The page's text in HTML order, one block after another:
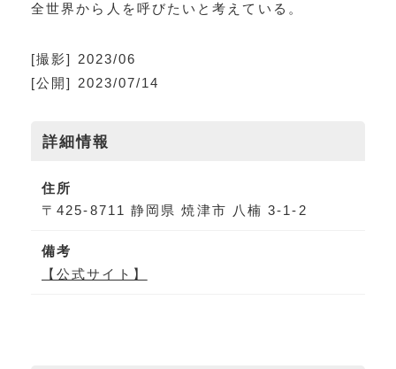
全世界から人を呼びたいと考えている。
[撮影] 2023/06
[公開] 2023/07/14
詳細情報
住所
〒425-8711 静岡県 焼津市 八楠 3-1-2
備考
【公式サイト】